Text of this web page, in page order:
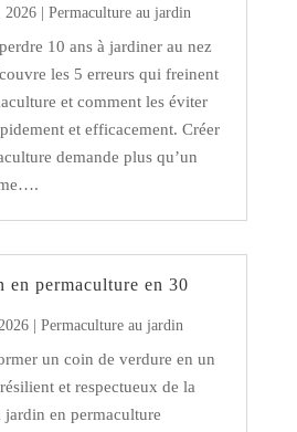
2026| Permaculture au jardin
10 ans à jardiner au nez
les 5 erreurs qui freinent
et comment les éviter
et efficacement. Créer
demande plus qu’un
en permaculture en 30
| Permaculture au jardin
un coin de verdure en un
et respectueux de la
jardin en permaculture